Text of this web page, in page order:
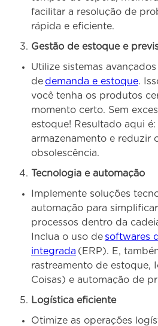
facilitar a resolução de
rápida e eficiente.
Gestão de estoque e
Utilize sistemas
de demanda e estoque.
você tenha os produtos
momento certo. Sem
estoque! Resultado aqui
armazenamento e reduzir
obsolescência.
Tecnologia e automação
Implemente soluções
automação para
processos dentro da
Inclua o uso desoftwares
integrada (ERP). E,
rastreamento de estoque,
Coisas) e automação de
Logística eficiente
Otimize as operações